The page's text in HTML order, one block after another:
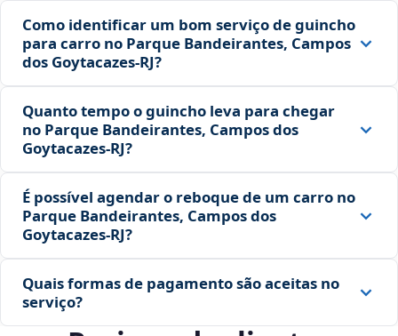
Como identificar um bom serviço de guincho
para carro no Parque Bandeirantes, Campos
dos Goytacazes‑RJ?
Quanto tempo o guincho leva para chegar
no Parque Bandeirantes, Campos dos
Goytacazes‑RJ?
É possível agendar o reboque de um carro no
Parque Bandeirantes, Campos dos
Goytacazes‑RJ?
Quais formas de pagamento são aceitas no
serviço?